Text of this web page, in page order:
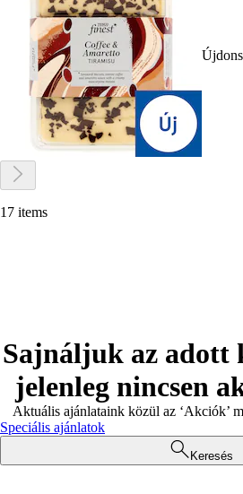
17 items
Sajnáljuk az adott
jelenleg nincsen
Aktuális ajánlataink közül az ‘Akciók’
Speciális ajánlatok
Keresés